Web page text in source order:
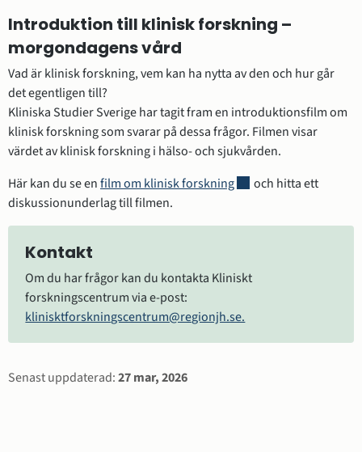
Introduktion till klinisk forskning –
morgondagens vård
Vad är klinisk forskning, vem kan ha nytta av den och hur går
det egentligen till?
Kliniska Studier Sverige har tagit fram en introduktionsfilm om
klinisk forskning som svarar på dessa frågor. Filmen visar
värdet av klinisk forskning i hälso- och sjukvården.
Här kan du se en film om klinisk forskningLänk till annan
och hitta ett
diskussionunderlag till filmen.
Kontakt
Om du har frågor kan du kontakta Kliniskt
klinisktforskningscentrum@regionjh.se.
Sidinformation
Senast uppdaterad:27 mar, 2026